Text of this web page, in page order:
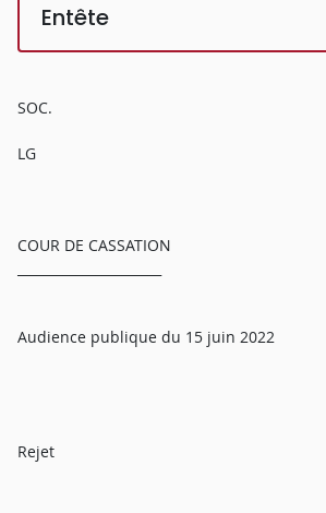
Entête
SOC.
LG
COUR DE CASSATION
Audience publique du 15 juin 2022
Rejet